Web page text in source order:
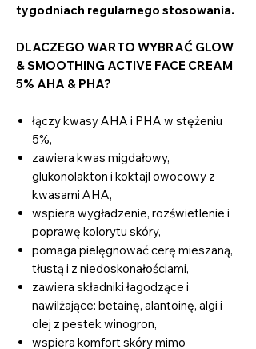
tygodniach regularnego stosowania.
DLACZEGO WARTO WYBRAĆ GLOW
& SMOOTHING ACTIVE FACE CREAM
5% AHA & PHA?
łączy kwasy AHA i PHA w stężeniu
5%,
zawiera kwas migdałowy,
glukonolakton i koktajl owocowy z
kwasami AHA,
wspiera wygładzenie, rozświetlenie i
poprawę kolorytu skóry,
pomaga pielęgnować cerę mieszaną,
tłustą i z niedoskonałościami,
zawiera składniki łagodzące i
nawilżające: betainę, alantoinę, algi i
olej z pestek winogron,
wspiera komfort skóry mimo